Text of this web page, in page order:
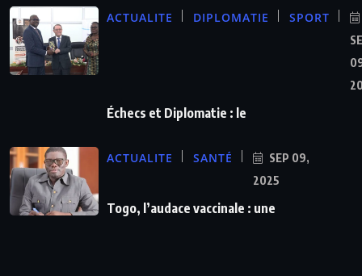
ACTUALITE DIPLOMATIE SPORT
Échecs et Diplomatie : le
ACTUALITE SANTÉ
SEP 09,
2025
Togo, l’audace vaccinale : une